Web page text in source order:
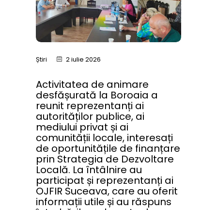
Știri 2 iulie 2026
Activitatea de animare
desfășurată la Boroaia a
reunit reprezentanți ai
autorităților publice, ai
mediului privat și ai
comunității locale, interesați
de oportunitățile de finanțare
prin Strategia de Dezvoltare
Locală. La întâlnire au
participat și reprezentanți ai
OJFIR Suceava, care au oferit
informații utile și au răspuns